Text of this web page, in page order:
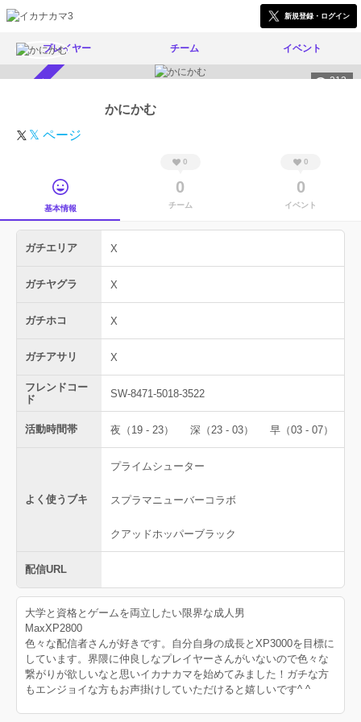
新規登録・ログイン
プレイヤー チーム イベント
213
かにかむ
𝕏 ページ
基本情報
0
0
チーム
0
0
イベント
ガチエリア X
ガチヤグラ X
ガチホコ X
ガチアサリ X
フレンドコー
ド
SW-8471-5018-3522
活動時間帯 夜（19 - 23） 深（23 - 03） 早（03 - 07）
よく使うブキ
プライムシューター
スプラマニューバーコラボ
クアッドホッパーブラック
配信URL
大学と資格とゲームを両立したい限界な成人男
MaxXP2800
色々な配信者さんが好きです。自分自身の成長とXP3000を目標に
しています。界隈に仲良しなプレイヤーさんがいないので色々な
繋がりが欲しいなと思いイカナカマを始めてみました！ガチな方
もエンジョイな方もお声掛けしていただけると嬉しいです^ ^